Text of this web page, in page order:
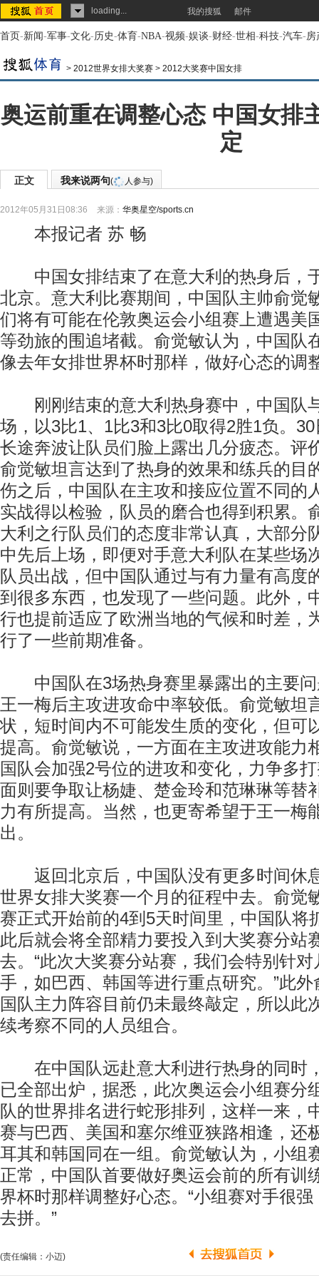
loading... 我的搜狐 邮件
首页-新闻-军事-文化-历史-体育-NBA-视频-娱谈-财经-世相-科技-汽车-房
> 2012世界女排大奖赛 > 2012大奖赛中国女排
奥运前重在调整心态 中国女排
定
正文 我来说两句( 人参与)
2012年05月31日08:36 来源： 华奥星空/sports.cn
本报记者 苏 畅
中国女排结束了在意大利的热身后，
北京。意大利比赛期间，中国队主帅俞觉
们将有可能在伦敦奥运会小组赛上遭遇美
等劲旅的围追堵截。俞觉敏认为，中国队
像去年女排世界杯时那样，做好心态的调
刚刚结束的意大利热身赛中，中国队
场，以3比1、1比3和3比0取得2胜1负。
长途奔波让队员们脸上露出几分疲态。评
俞觉敏坦言达到了热身的效果和练兵的目
伤之后，中国队在主攻和接应位置不同的
实战得以检验，队员的磨合也得到积累。
大利之行队员们的态度非常认真，大部分
中先后上场，即便对手意大利队在某些场
队员出战，但中国队通过与有力量有高度
到很多东西，也发现了一些问题。此外，
行也提前适应了欧洲当地的气候和时差，
行了一些前期准备。
中国队在3场热身赛里暴露出的主要问
王一梅后主攻进攻命中率较低。俞觉敏坦
状，短时间内不可能发生质的变化，但可
提高。俞觉敏说，一方面在主攻进攻能力
国队会加强2号位的进攻和变化，力争多
面则要争取让杨婕、楚金玲和范琳琳等替
力有所提高。当然，也更寄希望于王一梅
出。
返回北京后，中国队没有更多时间休
世界女排大奖赛一个月的征程中去。俞觉
赛正式开始前的4到5天时间里，中国队将
此后就会将全部精力要投入到大奖赛分站
去。“此次大奖赛分站赛，我们会特别针
手，如巴西、韩国等进行重点研究。”此
国队主力阵容目前仍未最终敲定，所以此
续考察不同的人员组合。
在中国队远赴意大利进行热身的同时
已全部出炉，据悉，此次奥运会小组赛分
队的世界排名进行蛇形排列，这样一来，
赛与巴西、美国和塞尔维亚狭路相逢，还
耳其和韩国同在一组。俞觉敏认为，小组
正常，中国队首要做好奥运会前的所有训
界杯时那样调整好心态。“小组赛对手很
去拼。”
(责任编辑：小迈)